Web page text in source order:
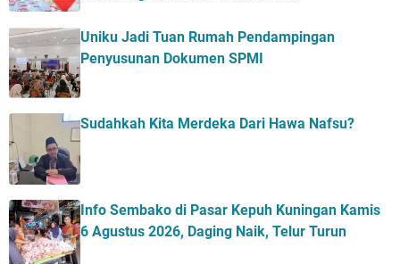
Uniku Jadi Tuan Rumah Pendampingan
Penyusunan Dokumen SPMI
Sudahkah Kita Merdeka Dari Hawa Nafsu?
Info Sembako di Pasar Kepuh Kuningan Kamis
6 Agustus 2026, Daging Naik, Telur Turun